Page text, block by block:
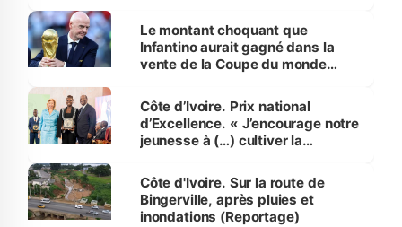
Le montant choquant que
Infantino aurait gagné dans la
vente de la Coupe du monde
Côte d’Ivoire. Prix national
d’Excellence. « J’encourage notre
jeunesse à (…) cultiver la
(Alassane Ouattara
Côte d'Ivoire. Sur la route de
Bingerville, après pluies et
inondations (Reportage)